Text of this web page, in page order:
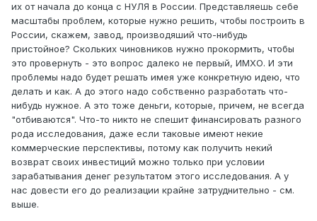
их от начала до конца с НУЛЯ в России. Представляешь себе
масштабы проблем, которые нужно решить, чтобы построить в
России, скажем, завод, производяший что-нибудь
пристойное? Скольких чиновников нужно прокормить, чтобы
это провернуть - это вопрос далеко не первый, ИМХО. И эти
проблемы надо будет решать имея уже конкретную идею, что
делать и как. А до этого надо собственно разработать что-
нибудь нужное. А это тоже деньги, которые, причем, не всегда
"отбиваются". Что-то никто не спешит финансировать разного
рода исследования, даже если таковые имеют некие
коммерческие перспективы, потому как получить некий
возврат своих инвестиций можно только при условии
зарабатывания денег результатом этого исследования. А у
нас довести его до реализации крайне затруднительно - см.
выше.